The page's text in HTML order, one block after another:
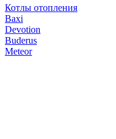
Котлы отопления
Baxi
Devotion
Buderus
Meteor